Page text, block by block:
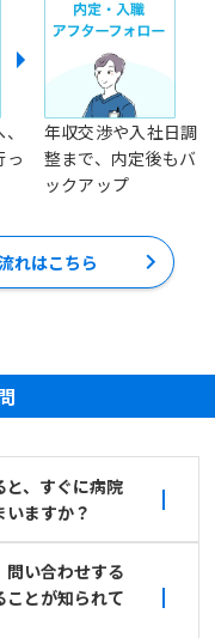
っ
年収交渉や入社日調
整まで、内定後もバ
ックアップ
れはこちら
と、すぐに病院
ますか？
問い合わせする
ことが知られて